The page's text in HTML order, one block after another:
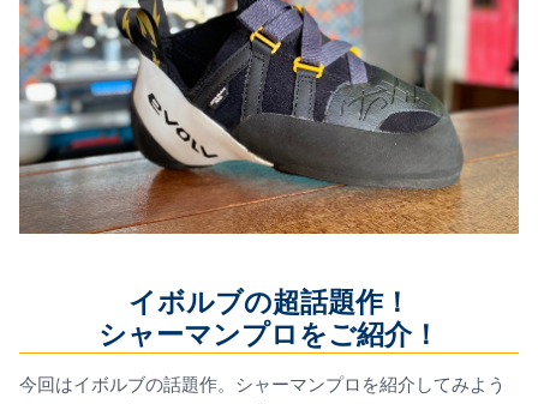
イボルブの超話題作！
シャーマンプロをご紹介！
今回はイボルブの話題作。シャーマンプロを紹介してみよう